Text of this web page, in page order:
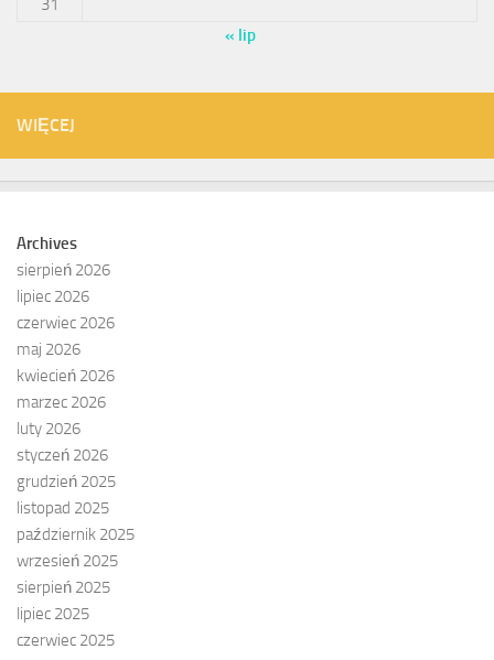
31
« lip
WIĘCEJ
Archives
sierpień 2026
lipiec 2026
czerwiec 2026
maj 2026
kwiecień 2026
marzec 2026
luty 2026
styczeń 2026
grudzień 2025
listopad 2025
październik 2025
wrzesień 2025
sierpień 2025
lipiec 2025
czerwiec 2025